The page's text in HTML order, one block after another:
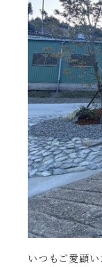
いつもご愛顧い